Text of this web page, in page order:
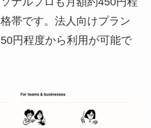
帯です。法人向けプラン
円程度から利用が可能で